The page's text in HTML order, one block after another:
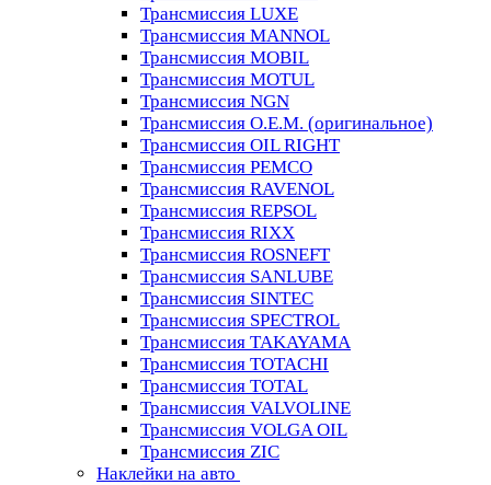
Трансмиссия LUXE
Трансмиссия MANNOL
Трансмиссия MOBIL
Трансмиссия MOTUL
Трансмиссия NGN
Трансмиссия O.E.M. (оригинальное)
Трансмиссия OIL RIGHT
Трансмиссия PEMCO
Трансмиссия RAVENOL
Трансмиссия REPSOL
Трансмиссия RIXX
Трансмиссия ROSNEFT
Трансмиссия SANLUBE
Трансмиссия SINTEC
Трансмиссия SPECTROL
Трансмиссия TAKAYAMA
Трансмиссия TOTACHI
Трансмиссия TOTAL
Трансмиссия VALVOLINE
Трансмиссия VOLGA OIL
Трансмиссия ZIC
Наклейки на авто